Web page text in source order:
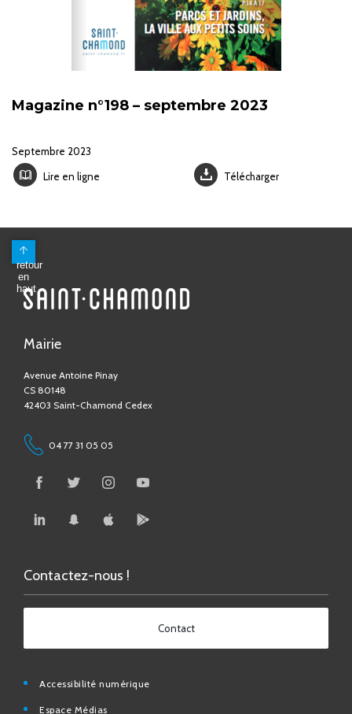
Magazine n°198 – septembre 2023
Septembre 2023
Lire en ligne
Télécharger
Mairie
Avenue Antoine Pinay
04 77 31 05 05
Contact
Accessibilité numérique